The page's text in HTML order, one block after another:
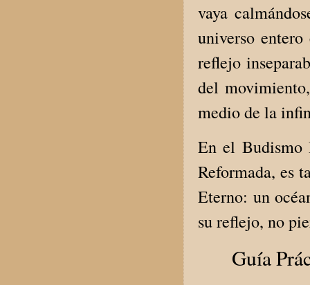
vaya
universo
reflejo
del
medio de la
En el Budismo
Reformada, es
Eterno: un
su reflejo, no
Guía